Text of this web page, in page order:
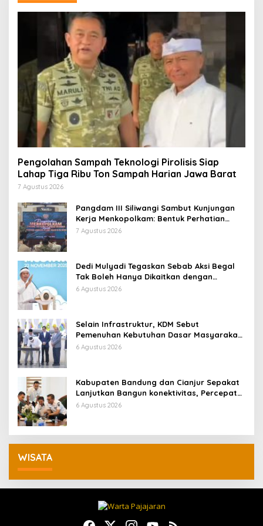
Pengolahan Sampah Teknologi Pirolisis Siap
Lahap Tiga Ribu Ton Sampah Harian Jawa Barat
7 Agustus 2026
Pangdam III Siliwangi Sambut Kunjungan
Kerja Menkopolkam: Bentuk Perhatian
Pemerintah
7 Agustus 2026
Dedi Mulyadi Tegaskan Sebab Aksi Begal
Tak Boleh Hanya Dikaitkan dengan
Ekonomi
6 Agustus 2026
Selain Infrastruktur, KDM Sebut
Pemenuhan Kebutuhan Dasar Masyarakat
Jadi Fokus APBD Jabar 2027
6 Agustus 2026
Kabupaten Bandung dan Cianjur Sepakat
Lanjutkan Bangun konektivitas, Percepat
Pertumbuhan Ekonomi Daerah
6 Agustus 2026
WISATA